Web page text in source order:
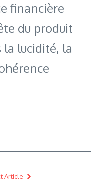
financière
du produit
la lucidité, la
Article